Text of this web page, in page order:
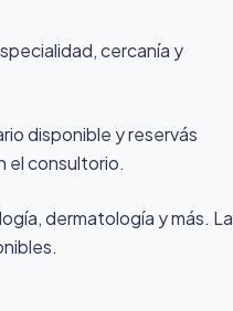
cercanía y
disponible y reservás
el consultorio.
dermatología y más. La